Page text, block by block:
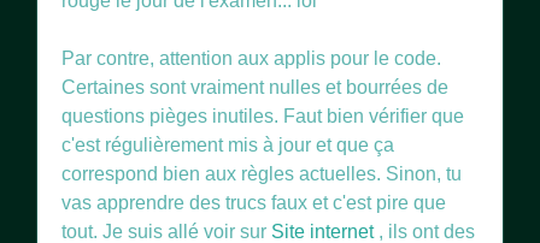
Par contre, attention aux applis pour le code.
Certaines sont vraiment nulles et bourrées de
questions pièges inutiles. Faut bien vérifier que
c'est régulièrement mis à jour et que ça
correspond bien aux règles actuelles. Sinon, tu
vas apprendre des trucs faux et c'est pire que
tout. Je suis allé voir sur Site internet, ils ont des